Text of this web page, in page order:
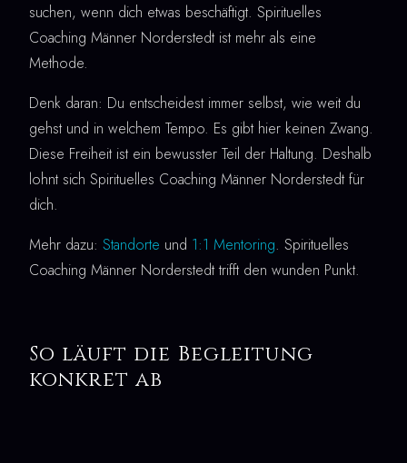
suchen, wenn dich etwas beschäftigt. Spirituelles
Coaching Männer Norderstedt ist mehr als eine
Methode.
Denk daran: Du entscheidest immer selbst, wie weit du
gehst und in welchem Tempo. Es gibt hier keinen Zwang.
Diese Freiheit ist ein bewusster Teil der Haltung. Deshalb
lohnt sich Spirituelles Coaching Männer Norderstedt für
dich.
Mehr dazu: Standorte und 1:1 Mentoring. Spirituelles
Coaching Männer Norderstedt trifft den wunden Punkt.
So läuft die Begleitung
konkret ab